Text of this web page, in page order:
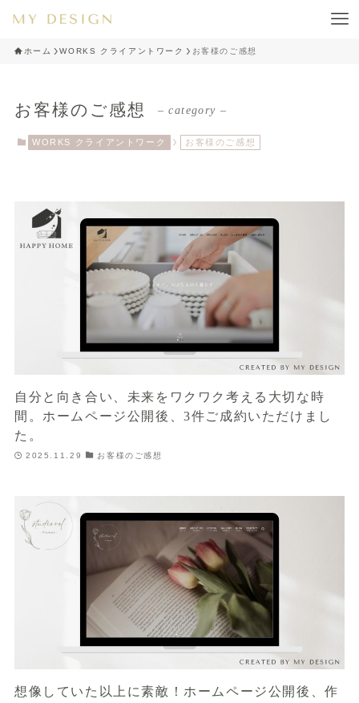
ホーム WORKS クライアントワーク お客様のご感想
お客様のご感想 – category –
WORKS クライアントワーク お客様のご感想
自分と向き合い、未来をワクワク考える大切な時
間。ホームページ公開後、3件ご成約いただけまし
た。
2025.11.29 お客様のご感想
想像していた以上に素敵！ホームページ公開後、作